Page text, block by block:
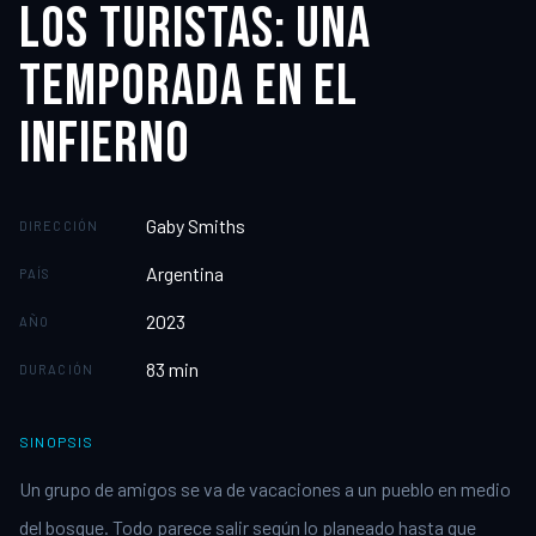
LOS TURISTAS: UNA
TEMPORADA EN EL
INFIERNO
DIRECCIÓN Gaby Smiths
PAÍS Argentina
AÑO 2023
DURACIÓN 83 min
SINOPSIS
Un grupo de amigos se va de vacaciones a un pueblo en medio
del bosque. Todo parece salir según lo planeado hasta que